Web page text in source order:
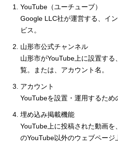
YouTube（ユーチューブ）
Google LLC社が運営する、イ
ビス。
山形市公式チャンネル
山形市がYouTube上に設置す
覧。または、アカウント名。
アカウント
YouTubeを設置・運用するため
埋め込み掲載機能
YouTube上に投稿された動画
のYouTube以外のウェブペー